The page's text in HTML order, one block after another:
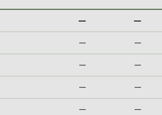
— —
— —
— —
— —
— —